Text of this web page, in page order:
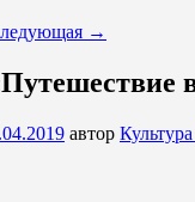
→
автор